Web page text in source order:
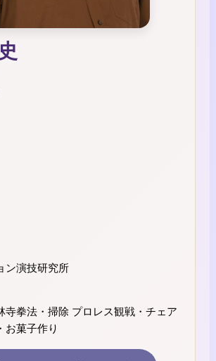
ン演技研究所
寺拳法・掃除 プロレス観戦・チェア
お菓子作り